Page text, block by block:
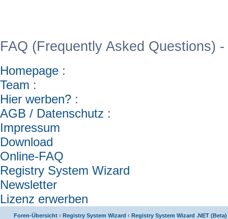
FAQ (Frequently Asked Questions)
Homepage :
Team :
Hier werben? :
AGB / Datenschutz :
Impressum
Download
Online-FAQ
Registry System Wizard
Newsletter
Lizenz erwerben
Foren-Übersicht ‹ Registry System Wizard ‹ Registry System Wizard .NET (Beta)